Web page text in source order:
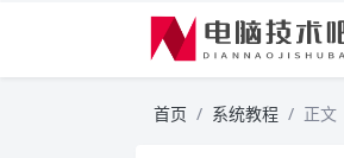
首页 系统教程 正文